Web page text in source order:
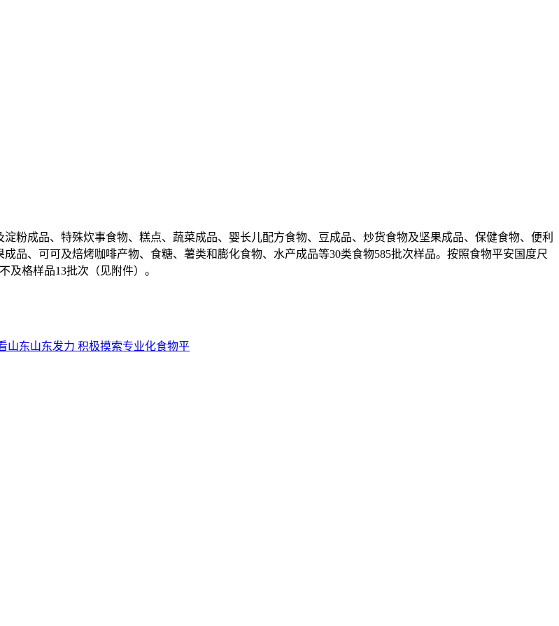
成品、特殊炊事食物、糕点、蔬菜成品、婴长儿配方食物、豆成品、炒货食物及坚果成品、保健食物、便利
品、可可及焙烤咖啡产物、食糖、薯类和膨化食物、水产成品等30类食物585批次样品。按照食物平安国度尺
及格样品13批次（见附件）。
山东山东发力 积极摸索专业化食物平